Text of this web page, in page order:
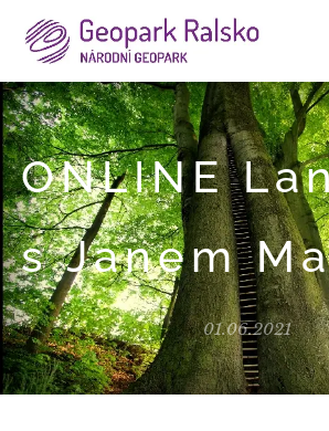
ONLINE
s Janem
01.06.2021